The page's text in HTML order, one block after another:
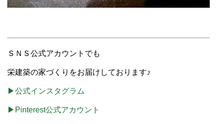
ＳＮＳ公式アカウントでも
栄建築の家づくりをお届けしております♪
▶公式インスタグラム
▶Pinterest公式アカウント